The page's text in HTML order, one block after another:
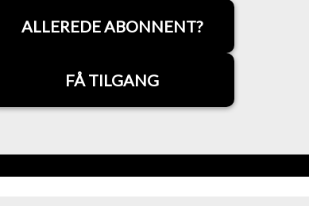
ALLEREDE ABONNENT?
FÅ TILGANG